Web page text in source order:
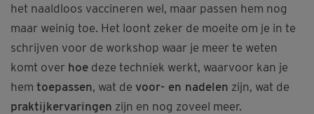
het naaldloos vaccineren wel, maar passen hem nog
maar weinig toe. Het loont zeker de moeite om je in te
schrijven voor de workshop waar je meer te weten
komt over hoe deze techniek werkt, waarvoor kan je
hem toepassen, wat de voor- en nadelen zijn, wat de
praktijkervaringen zijn en nog zoveel meer.